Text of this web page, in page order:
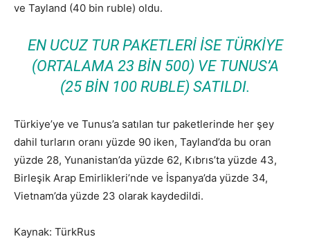
ve Tayland (40 bin ruble) oldu.
EN UCUZ TUR PAKETLERI ISE TÜRKIYE
(ORTALAMA 23 BIN 500) VE TUNUS’A
(25 BIN 100 RUBLE) SATILDI.
Türkiye’ye ve Tunus’a satılan tur paketlerinde her şey
dahil turların oranı yüzde 90 iken, Tayland’da bu oran
yüzde 28, Yunanistan’da yüzde 62, Kıbrıs’ta yüzde 43,
Birleşik Arap Emirlikleri’nde ve İspanya’da yüzde 34,
Vietnam’da yüzde 23 olarak kaydedildi.
Kaynak: TürkRus